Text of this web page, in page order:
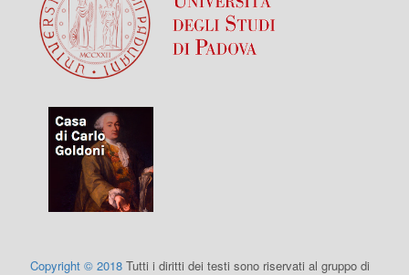
Copyright © 2018 Tutti i diritti dei testi sono riservati al gruppo di